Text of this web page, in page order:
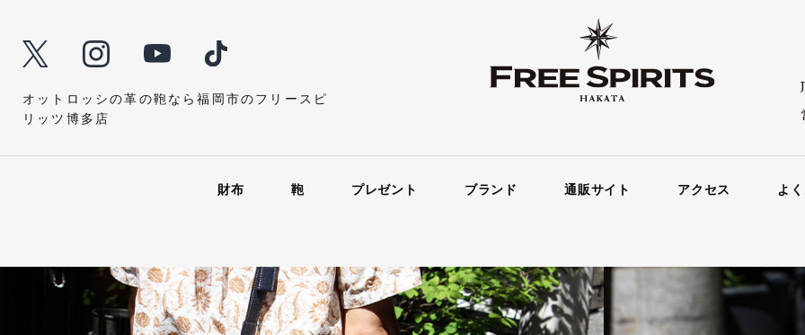
オットロッシの革の鞄なら福岡市のフリースピ
リッツ博多店
財布 鞄 プレゼント ブランド 通販サイト アクセス よ